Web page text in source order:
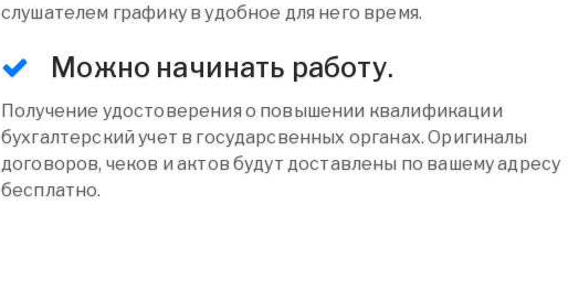
слушателем графику в удобное для него время.
Можно начинать работу.
Получение удостоверения о повышении квалификации
бухгалтерский учет в государсвенных органах. Оригиналы
договоров, чеков и актов будут доставлены по вашему адресу
бесплатно.